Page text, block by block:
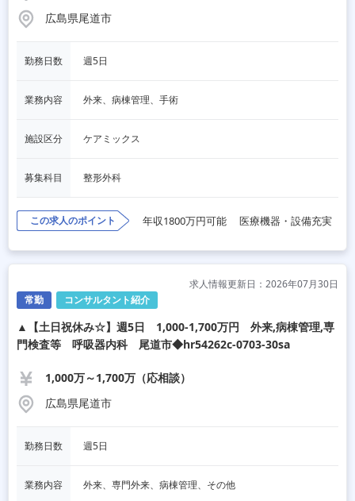
広島県尾道市
勤務日数 週5日
業務内容 外来、病棟管理、手術
施設区分 ケアミックス
募集科目 整形外科
この求人のポイント 年収1800万円可能 医療機器・設備充実
常勤 コンサルタント紹介
求人情報更新日：2026年07月30日
▲【土日祝休み☆】週5日 1,000-1,700万円 外来,病棟管理,専
門検査等 呼吸器内科 尾道市◆hr54262c-0703-30sa
1,000万～1,700万（応相談）
広島県尾道市
勤務日数 週5日
業務内容 外来、専門外来、病棟管理、その他